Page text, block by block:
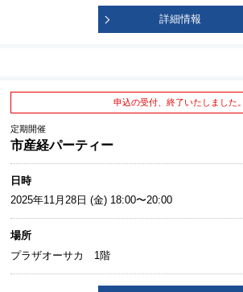
詳細情報
申込の受付、終了いたしました。
定期開催
市産経パーティー
日時
2025年11月28日 (金) 18:00〜20:00
場所
プラザオーサカ 1階